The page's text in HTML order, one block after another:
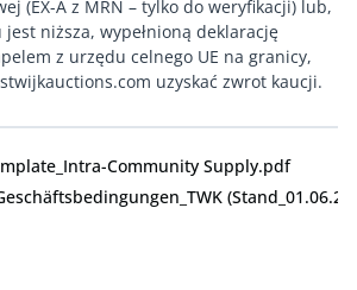
(EX-A z MRN – tylko do weryfikacji) lub,
niższa, wypełnioną deklarację
z urzędu celnego UE na granicy,
Community Supply.pdf